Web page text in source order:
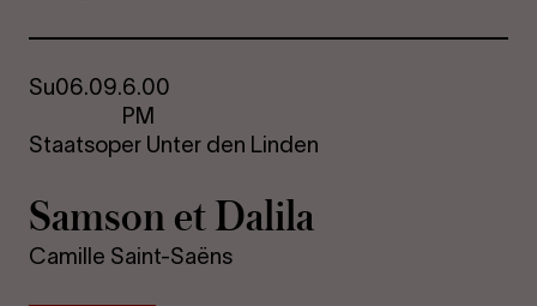
Su06.09.6.00
PM
Staatsoper Unter den Linden
Sam­son et Da­lila
Camille Saint-Saëns